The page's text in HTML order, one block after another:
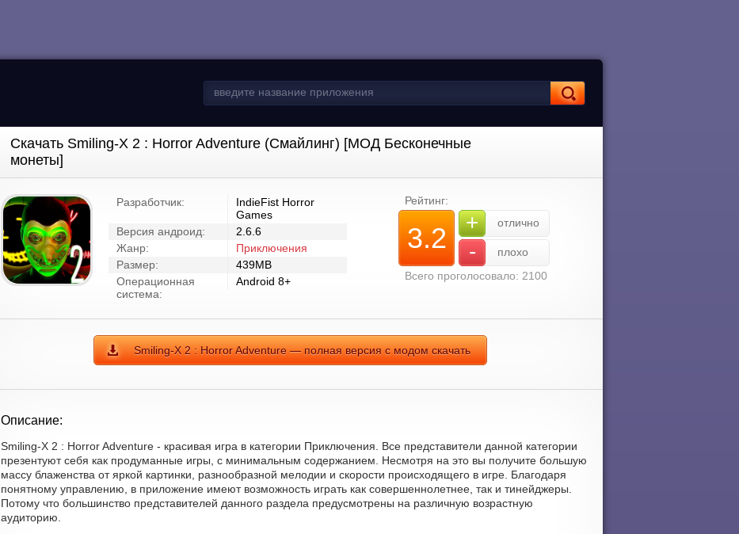
Скачать Smiling-X 2 : Horror Adventure (Смайлинг) [МОД Бесконечные
монеты]
Разработчик:
IndieFist Horror
Games
Версия андроид:
2.6.6
Жанр:
Приключения
Размер:
439MB
Операционная
система:
Android 8+
Рейтинг:
3.2 + отлично
-
плохо
Всего проголосовало: 2100
Smiling-X 2 : Horror Adventure — полная версия с модом скачать
Описание:
Smiling-X 2 : Horror Adventure - красивая игра в категории Приключения. Все представители данной категории
презентуют себя как продуманные игры, с минимальным содержанием. Несмотря на это вы получите большую
массу блаженства от яркой картинки, разнообразной мелодии и скорости происходящего в игре. Благодаря
понятному управлению, в приложение имеют возможность играть как совершеннолетнее, так и тинейджеры.
Потому что большинство представителей данного раздела предусмотрены на различную возрастную
аудиторию.